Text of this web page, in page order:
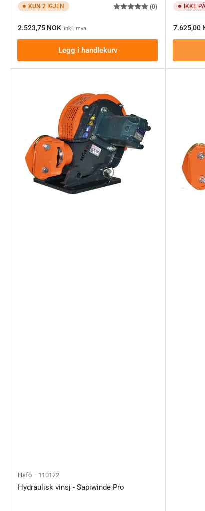
KUN 2 IGJEN (0)
Ordinærpis
2.523,75 NOK inkl. mva
Legg i handlekurv
IKKE
7.625,00
Hafo 110122
Hydraulisk vinsj - Sapiwinde Pro